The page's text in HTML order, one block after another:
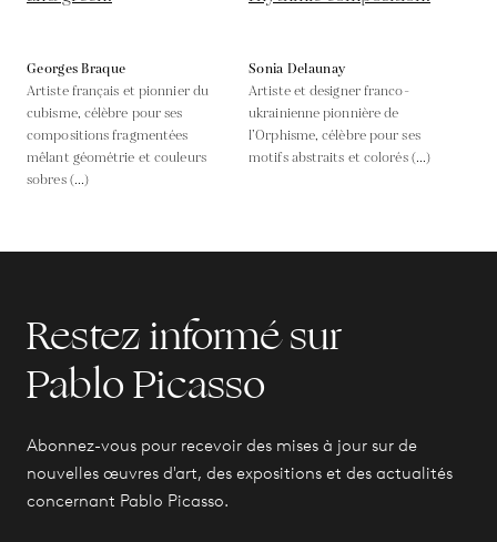
Georges Braque
Artiste français et pionnier du
cubisme, célèbre pour ses
compositions fragmentées
mêlant géométrie et couleurs
sobres (...)
Sonia Delaunay
Artiste et designer franco-
ukrainienne pionnière de
l’Orphisme, célèbre pour ses
motifs abstraits et colorés (...)
Restez informé sur
Pablo Picasso
Abonnez-vous pour recevoir des mises à jour sur de
nouvelles œuvres d'art, des expositions et des actualités
concernant Pablo Picasso.